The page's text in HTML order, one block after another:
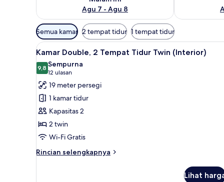
Agu 7 - Agu 8
Filter
tersedia
untuk
kamar
Semua kamar 2 tempat tidur 1 tempat tidur
Lihat
semua
foto
untuk
Kamar
Double,
2
Tempat
Tidur
Twin
Seprai premium, selimut bulu
5
Kamar Double, 2 Tempat Tidur Twin (Interior)
9,89,8 dari 10
Sempurna
12 ulasan
(12
ulasan)
19 meter persegi
1 kamar tidur
Kapasitas 2
2 twin
Wi-Fi Gratis
Rincian selengkapnya
Rincian
Lihat